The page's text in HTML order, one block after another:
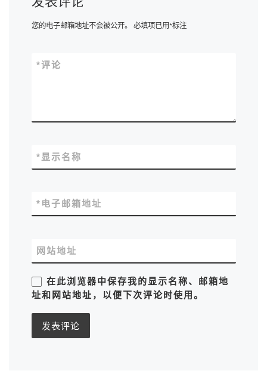
您的电子邮箱地址不会被公开。 必填项已用*标注
评论
*
显示名称
*
电子邮箱地址
*
网站地址
在此浏览器中保存我的显示名称、邮箱地
址和网站地址，以便下次评论时使用。